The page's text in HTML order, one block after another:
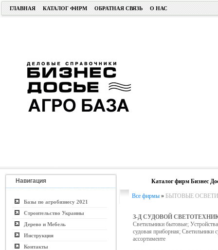
ГЛАВНАЯ КАТАЛОГ ФИРМ ОБРАТНАЯ СВЯЗЬ О НАС
Навигация
Базы по агробизнесу 2021
Строительство Украины
Дерево и Мебель
Инструкция
Контакты
Каталог фирм Бизнес
Все фирмы » БЫТОВЫЕ
З-Д СУДОВОЙ
Светильники бытовые;
судовая приборная; Светильники
ассортименте